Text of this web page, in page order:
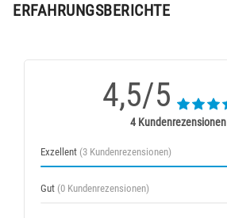
ERFAHRUNGSBERICHTE
4,5/5
4 Kundenrezensionen
Exzellent (3 Kundenrezensionen)
Gut (0 Kundenrezensionen)